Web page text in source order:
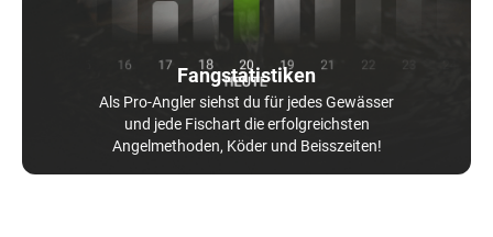
Fangstatistiken
Als Pro-Angler siehst du für jedes Gewässer
und jede Fischart die erfolgreichsten
Angelmethoden, Köder und Beisszeiten!